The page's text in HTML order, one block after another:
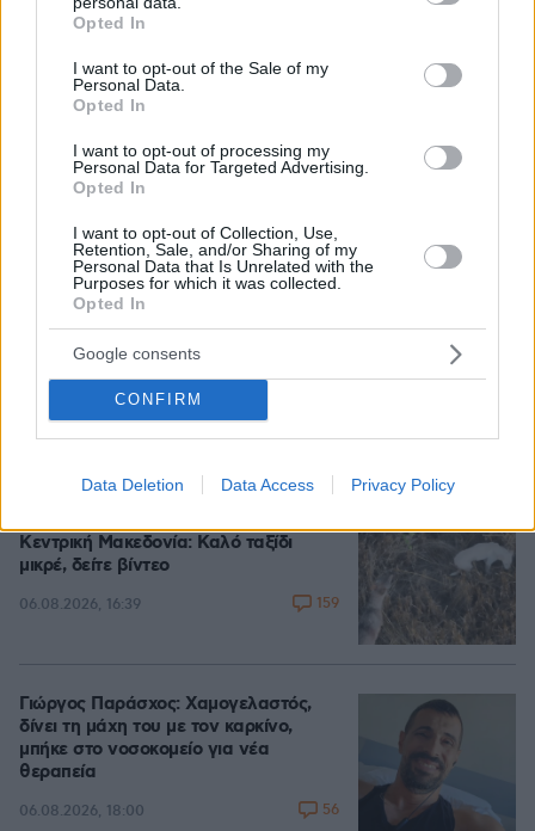
grant or deny consent to Google and its third-party tags to
use your data for below specified purposes in below Google
consent section.
Opted In
I want to opt-out of the Sale of my
Personal Data.
Opted In
I want to opt-out of processing my
Personal Data for Targeted Advertising.
Opted In
I want to opt-out of Collection, Use,
Retention, Sale, and/or Sharing of my
Personal Data that Is Unrelated with the
Purposes for which it was collected.
Opted In
Google consents
CONFIRM
Data Deletion Data Access Privacy Policy
Αριστοτέλης Δαμίγος: Σε κλίμα
οδύνης έγινε η αποτέφρωση του
σύγκρουση ελικοπτέρων στην Ψάθα,
φωτογραφίες
Χρίστος Κούγιας: Η προσωπική μου
ζωή δεν μπορεί να είναι αντικείμενο
φημών ή σεναρίων που
παρουσιάζονται ως πραγματικά
γεγονότα
06.08.2026, 22:24
Πέθανε το άσπρο κουτάβι που
Κεντρική Μακεδονία: Καλό ταξίδι
μικρέ, δείτε βίντεο
06.08.2026, 16:39 159
Γιώργος Παράσχος: Χαμογελαστός,
δίνει τη μάχη του με τον καρκίνο,
μπήκε στο νοσοκομείο για νέα
θεραπεία
06.08.2026, 18:00 56